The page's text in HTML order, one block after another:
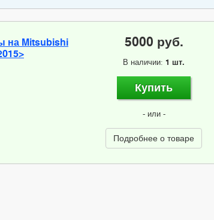
на Mitsubishi
5000 руб.
В наличии: 1 шт.
Купить
- или -
Подробнее о товаре